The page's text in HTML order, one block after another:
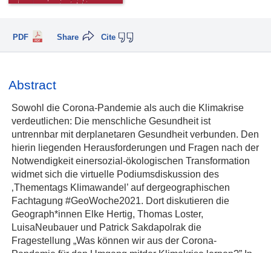
PDF Cite
Share
Abstract
Sowohl die Corona-Pandemie als auch die Klimakrise
verdeutlichen: Die menschliche Gesundheit ist
untrennbar mit derplanetaren Gesundheit verbunden. Den
hierin liegenden Herausforderungen und Fragen nach der
Notwendigkeit einersozial-ökologischen Transformation
widmet sich die virtuelle Podiumsdiskussion des
‚Thementags Klimawandel’ auf dergeographischen
Fachtagung #GeoWoche2021. Dort diskutieren die
Geograph*innen Elke Hertig, Thomas Loster,
LuisaNeubauer und Patrick Sakdapolrak die
Fragestellung „Was können wir aus der Corona-